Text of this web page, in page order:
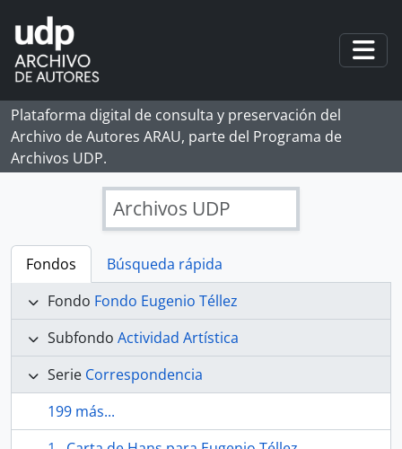
Skip to main content
Plataforma digital de consulta y preservación del
Archivo de Autores ARAU, parte del Programa de
Archivos UDP.
Archivos UDP
Fondos
Búsqueda rápida
Fondo Fondo Eugenio Téllez
Subfondo Actividad Artística
Serie Correspondencia
199 más...